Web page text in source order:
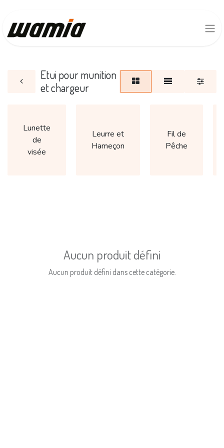
Etui pour munition
et chargeur
Lunette
de
visée
Leurre et
Hameçon
Fil de
Pêche
Aucun produit défini
Aucun produit défini dans cette catégorie.